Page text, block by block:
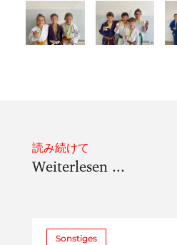
読み続けて
Weiterlesen ...
Sonstiges